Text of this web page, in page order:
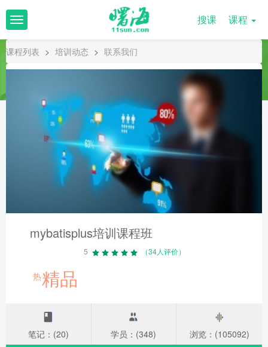
T
o
g
l
搜课 课程
课程列表 > 培训动态 > 联系我们
mybatisplus培训课程班
5 （34人评价）
热精品
笔记：(20) 学员：(348) 浏览：(105092)